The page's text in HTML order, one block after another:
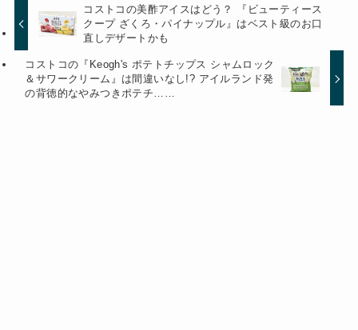
コストコの美酢アイスはどう？ 『ビューティース
クープ ざくろ・パイナップル』はベスト級のお口
直しデザートかも
コストコの『Keogh's ポテトチップス シャムロック
＆サワークリーム』は間違いなし!? アイルランド発
の背徳的なやみつきポテチ……